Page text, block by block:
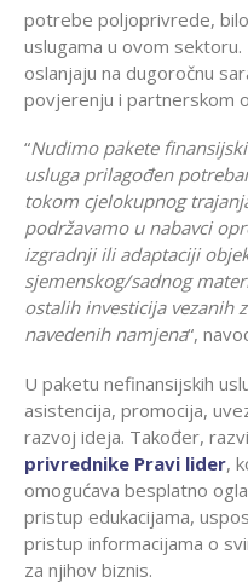
potrebe poljoprivrede,
uslugama u ovom
oslanjaju na dugoročnu
povjerenju i partnerskom
“Nudimo pakete
usluga prilagođen
tokom cjelokupnog
podržavamo u nabavci
izgradnji ili adaptaciji
sjemenskog/sadnog
ostalih investicija vezanih
navedenih namjena“,
U paketu nefinansijskih
asistencija, promocija,
razvoj ideja. Također,
privrednike Pravi lider,
omogućava besplatno
pristup edukacijama,
pristup informacijama o
za njihov biznis.